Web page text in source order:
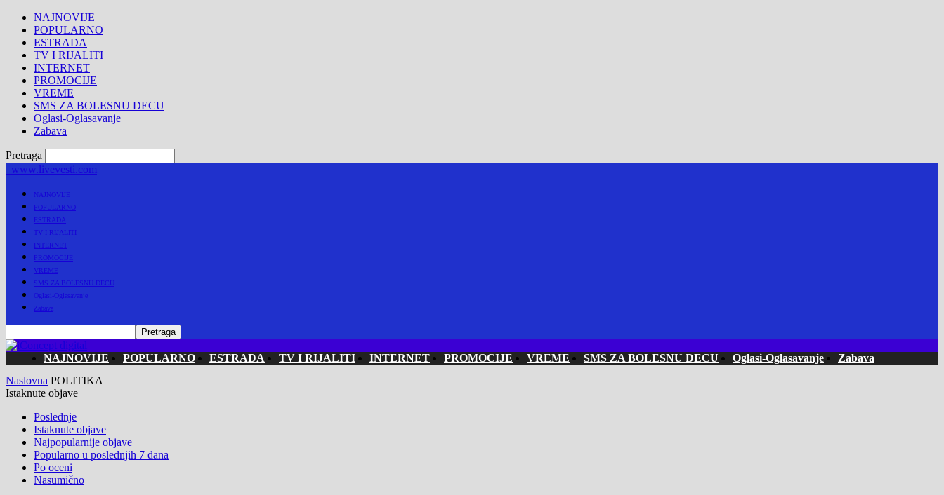
NAJNOVIJE
POPULARNO
ESTRADA
TV I RIJALITI
INTERNET
PROMOCIJE
VREME
SMS ZA BOLESNU DECU
Oglasi-Oglasavanje
Zabava
Pretraga
www.livevesti.com
NAJNOVIJE
POPULARNO
ESTRADA
TV I RIJALITI
INTERNET
PROMOCIJE
VREME
SMS ZA BOLESNU DECU
Oglasi-Oglasavanje
Zabava
NAJNOVIJE POPULARNO ESTRADA TV I RIJALITI INTERNET PROMOCIJE VREME SMS ZA BOLESNU DECU Oglasi-Oglasavanje
Zabava
Naslovna POLITIKA
Istaknute objave
Poslednje
Istaknute objave
Najpopularnije objave
Popularno u poslednjih 7 dana
Po oceni
Nasumično